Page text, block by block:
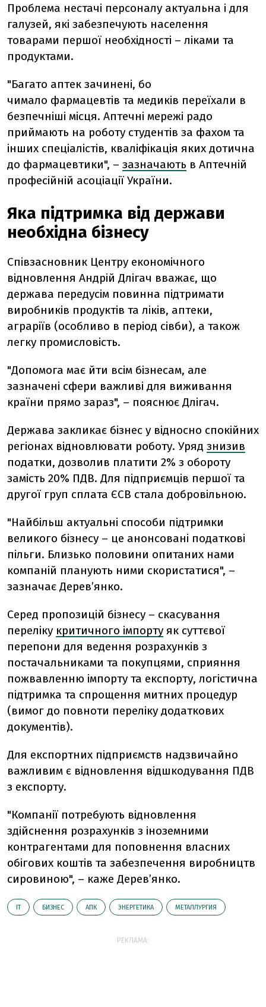
Проблема нестачі персоналу актуальна і для
галузей, які забезпечують населення
товарами першої необхідності – ліками та
продуктами.
"Багато аптек зачинені, бо
чимало фармацевтів та медиків переїхали в
безпечніші місця. Аптечні мережі радо
приймають на роботу студентів за фахом та
інших спеціалістів, кваліфікація яких дотична
до фармацевтики", – зазначають в Аптечній
професійній асоціації України.
Яка підтримка від держави
необхідна бізнесу
Співзасновник Центру економічного
відновлення Андрій Длігач вважає, що
держава передусім повинна підтримати
виробників продуктів та ліків, аптеки,
аграріїв (особливо в період сівби), а також
легку промисловість.
"Допомога має йти всім бізнесам, але
зазначені сфери важливі для виживання
країни прямо зараз", – пояснює Длігач.
Держава закликає бізнес у відносно спокійних
регіонах відновлювати роботу. Уряд знизив
податки, дозволив платити 2% з обороту
замість 20% ПДВ. Для підприємців першої та
другої груп сплата ЄСВ стала добровільною.
"Найбільш актуальні способи підтримки
великого бізнесу – це анонсовані податкові
пільги. Близько половини опитаних нами
компаній планують ними скористатися", –
зазначає Дерев’янко.
Серед пропозицій бізнесу – скасування
переліку критичного імпорту як суттєвої
перепони для ведення розрахунків з
постачальниками та покупцями, сприяння
пожвавленню імпорту та експорту, логістична
підтримка та спрощення митних процедур
(вимог до повноти переліку додаткових
документів).
Для експортних підприємств надзвичайно
важливим є відновлення відшкодування ПДВ
з експорту.
"Компанії потребують відновлення
здійснення розрахунків з іноземними
контрагентами для поповнення власних
обігових коштів та забезпечення виробництв
сировиною", – каже Дерев’янко.
ІТ БИЗНЕС АПК ЭНЕРГЕТИКА МЕТАЛЛУРГИЯ
РЕКЛАМА: